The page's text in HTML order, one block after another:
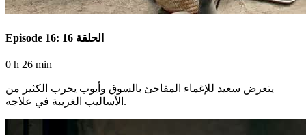
Episode 16: الحلقة 16
0 h 26 min
يتعرض سعيد للإغماء المفاجئ بالسوق وأيوب يجرب الكثير من
الأساليب الغريبة في علاجه.